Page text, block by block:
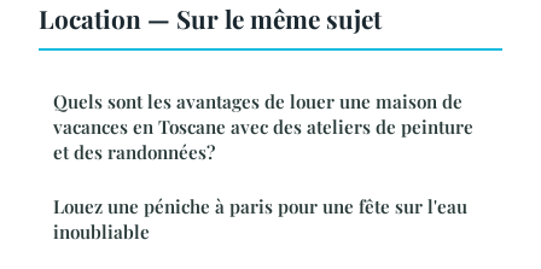
Location — Sur le même sujet
Quels sont les avantages de louer une maison de
vacances en Toscane avec des ateliers de peinture
et des randonnées?
Louez une péniche à paris pour une fête sur l'eau
inoubliable